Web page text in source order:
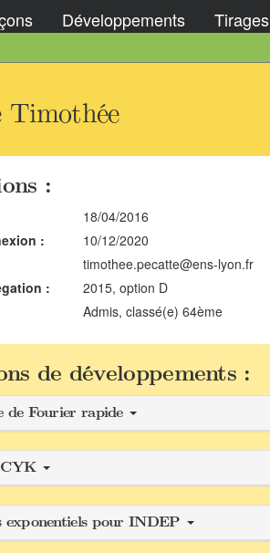
Développements Tirages
Timothée
:
18/04/2016
:
10/12/2020
timothee.pecatte@ens-lyon.fr
:
2015, option D
Admis, classé(e) 64ème
de développements :
de Fourier rapide
exponentiels pour INDEP